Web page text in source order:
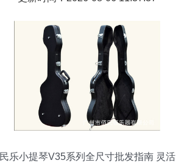
民乐小提琴V35系列全尺寸批发指南 灵活